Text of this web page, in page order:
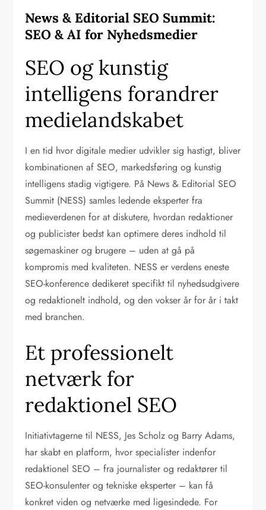
News & Editorial SEO Summit:
SEO & AI for Nyhedsmedier
SEO og kunstig
intelligens forandrer
medielandskabet
I en tid hvor digitale medier udvikler sig hastigt, bliver
kombinationen af SEO, markedsføring og kunstig
intelligens stadig vigtigere. På News & Editorial SEO
Summit (NESS) samles ledende eksperter fra
medieverdenen for at diskutere, hvordan redaktioner
og publicister bedst kan optimere deres indhold til
søgemaskiner og brugere – uden at gå på
kompromis med kvaliteten. NESS er verdens eneste
SEO-konference dedikeret specifikt til nyhedsudgivere
og redaktionelt indhold, og den vokser år for år i takt
med branchen.
Et professionelt
netværk for
redaktionel SEO
Initiativtagerne til NESS, Jes Scholz og Barry Adams,
har skabt en platform, hvor specialister indenfor
redaktionel SEO – fra journalister og redaktører til
SEO-konsulenter og tekniske eksperter – kan få
konkret viden og netværke med ligesindede. For